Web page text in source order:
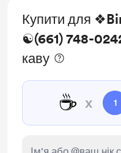
Купити для
☯(661) 748-
каву
☕ x 1